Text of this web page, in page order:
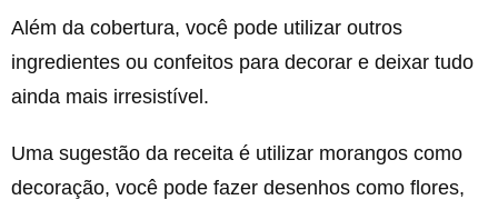
Além da cobertura, você pode utilizar outros
ingredientes ou confeitos para decorar e deixar tudo
ainda mais irresistível.
Uma sugestão da receita é utilizar morangos como
decoração, você pode fazer desenhos como flores,